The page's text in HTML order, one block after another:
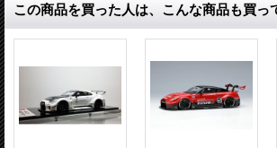
この商品を買った人は、こんな商品も買っ